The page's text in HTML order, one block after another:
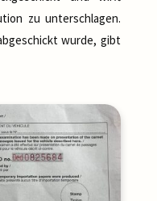
zu unterschlagen.
wurde, gibt